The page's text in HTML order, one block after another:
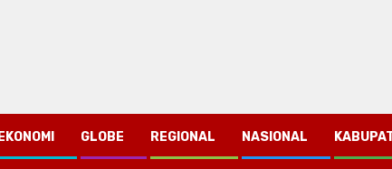
EKONOMI GLOBE REGIONAL NASIONAL